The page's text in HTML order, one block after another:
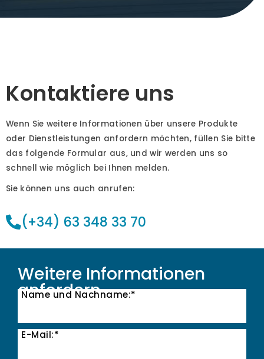
L
Kontaktiere uns
Wenn Sie weitere Informationen über unsere Produkte
oder Dienstleistungen anfordern möchten, füllen Sie bitte
das folgende Formular aus, und wir werden uns so
schnell wie möglich bei Ihnen melden.
Sie können uns auch anrufen:
(+34) 63 348 33 70
Weitere Informationen
anfordern
Name und Nachname:*
E-Mail:*